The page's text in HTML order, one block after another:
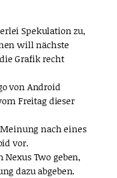
Spekulation zu,
will nächste
Grafik recht
von Android
Freitag dieser
nach eines
vor.
Two geben,
dazu abgeben.